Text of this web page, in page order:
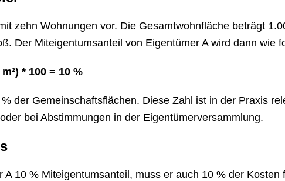
zehn Wohnungen vor. Die Gesamtwohnfläche beträgt
Der Miteigentumsanteil von Eigentümer A wird dann wie
* 100 = 10 %
der Gemeinschaftsflächen. Diese Zahl ist in der Praxis
bei Abstimmungen in der Eigentümerversammlung.
10 % Miteigentumsanteil, muss er auch 10 % der Kosten